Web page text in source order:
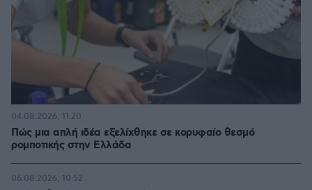
Πώς μια απλή ιδέα εξελίχθηκε σε κορυφαίο θεσμό
ρομποτικής στην Ελλάδα
04.08.2026, 11:20
06.08.2026, 10:52